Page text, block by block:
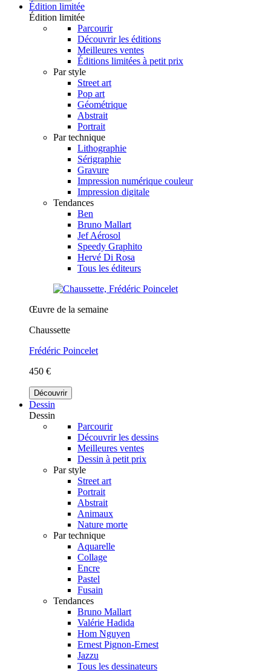
Édition limitée
Édition limitée
Parcourir
Découvrir les éditions
Meilleures ventes
Éditions limitées à petit prix
Par style
Street art
Pop art
Géométrique
Abstrait
Portrait
Par technique
Lithographie
Sérigraphie
Gravure
Impression numérique couleur
Impression digitale
Tendances
Ben
Bruno Mallart
Jef Aérosol
Speedy Graphito
Hervé Di Rosa
Tous les éditeurs
Œuvre de la semaine
Chaussette
Frédéric Poincelet
450 €
Découvrir
Dessin
Dessin
Parcourir
Découvrir les dessins
Meilleures ventes
Dessin à petit prix
Par style
Street art
Portrait
Abstrait
Animaux
Nature morte
Par technique
Aquarelle
Collage
Encre
Pastel
Fusain
Tendances
Bruno Mallart
Valérie Hadida
Hom Nguyen
Ernest Pignon-Ernest
Jazzu
Tous les dessinateurs